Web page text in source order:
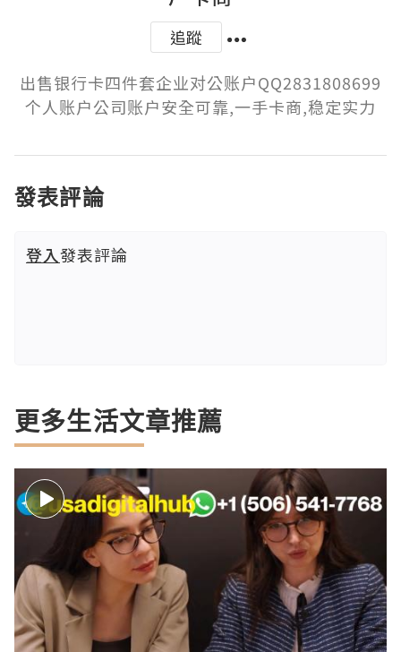
追蹤
出售银行卡四件套企业对公账户QQ2831808699
个人账户公司账户安全可靠,一手卡商,稳定实力
發表評論
登入發表評論
更多生活文章推薦